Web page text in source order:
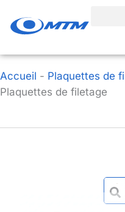
au
Accueil - Plaquettes de
Plaquettes de filetage